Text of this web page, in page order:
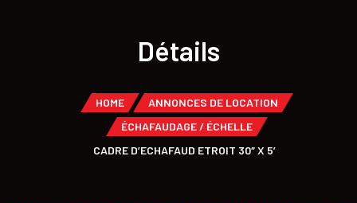
Détails
HOME
ANNONCES DE LOCATION
ÉCHAFAUDAGE / ÉCHELLE
CADRE D’ECHAFAUD ETROIT 30″ X 5′